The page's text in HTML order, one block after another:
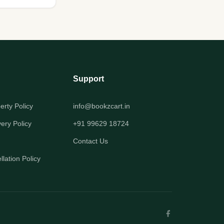
Policy
Policy
Policy
Support
info@bookzcart.in
+91 99629 18724
Contact Us